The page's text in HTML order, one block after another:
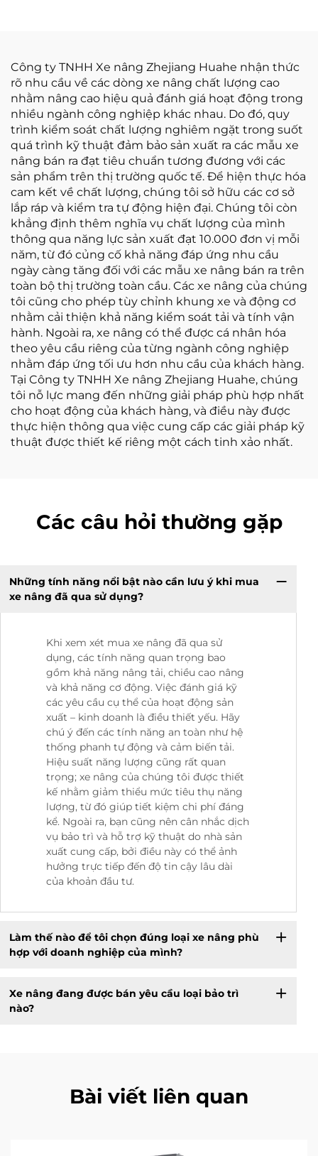
Công ty TNHH Xe nâng Zhejiang Huahe nhận thức
rõ nhu cầu về các dòng xe nâng chất lượng cao
nhằm nâng cao hiệu quả đánh giá hoạt động trong
nhiều ngành công nghiệp khác nhau. Do đó, quy
trình kiểm soát chất lượng nghiêm ngặt trong suốt
quá trình kỹ thuật đảm bảo sản xuất ra các mẫu xe
nâng bán ra đạt tiêu chuẩn tương đương với các
sản phẩm trên thị trường quốc tế. Để hiện thực hóa
cam kết về chất lượng, chúng tôi sở hữu các cơ sở
lắp ráp và kiểm tra tự động hiện đại. Chúng tôi còn
khẳng định thêm nghĩa vụ chất lượng của mình
thông qua năng lực sản xuất đạt 10.000 đơn vị mỗi
năm, từ đó củng cố khả năng đáp ứng nhu cầu
ngày càng tăng đối với các mẫu xe nâng bán ra trên
toàn bộ thị trường toàn cầu. Các xe nâng của chúng
tôi cũng cho phép tùy chỉnh khung xe và động cơ
nhằm cải thiện khả năng kiểm soát tải và tính vận
hành. Ngoài ra, xe nâng có thể được cá nhân hóa
theo yêu cầu riêng của từng ngành công nghiệp
nhằm đáp ứng tối ưu hơn nhu cầu của khách hàng.
Tại Công ty TNHH Xe nâng Zhejiang Huahe, chúng
tôi nỗ lực mang đến những giải pháp phù hợp nhất
cho hoạt động của khách hàng, và điều này được
thực hiện thông qua việc cung cấp các giải pháp kỹ
thuật được thiết kế riêng một cách tinh xảo nhất.
Các câu hỏi thường gặp
Những tính năng nổi bật nào cần lưu ý khi mua
xe nâng đã qua sử dụng?
Khi xem xét mua xe nâng đã qua sử
dụng, các tính năng quan trọng bao
gồm khả năng nâng tải, chiều cao nâng
và khả năng cơ động. Việc đánh giá kỹ
các yêu cầu cụ thể của hoạt động sản
xuất – kinh doanh là điều thiết yếu. Hãy
chú ý đến các tính năng an toàn như hệ
thống phanh tự động và cảm biến tải.
Hiệu suất năng lượng cũng rất quan
trọng; xe nâng của chúng tôi được thiết
kế nhằm giảm thiểu mức tiêu thụ năng
lượng, từ đó giúp tiết kiệm chi phí đáng
kể. Ngoài ra, bạn cũng nên cân nhắc dịch
vụ bảo trì và hỗ trợ kỹ thuật do nhà sản
xuất cung cấp, bởi điều này có thể ảnh
hưởng trực tiếp đến độ tin cậy lâu dài
của khoản đầu tư.
Làm thế nào để tôi chọn đúng loại xe nâng phù
hợp với doanh nghiệp của mình?
Xe nâng đang được bán yêu cầu loại bảo trì
nào?
Bài viết liên quan